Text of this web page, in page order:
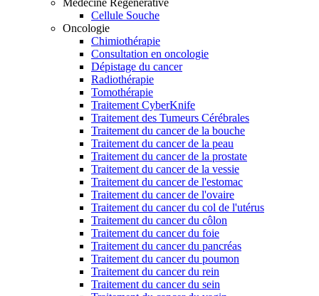
Cellule Souche
Oncologie
Chimiothérapie
Consultation en oncologie
Dépistage du cancer
Radiothérapie
Tomothérapie
Traitement CyberKnife
Traitement des Tumeurs Cérébrales
Traitement du cancer de la bouche
Traitement du cancer de la peau
Traitement du cancer de la prostate
Traitement du cancer de la vessie
Traitement du cancer de l'estomac
Traitement du cancer de l'ovaire
Traitement du cancer du col de l'utérus
Traitement du cancer du côlon
Traitement du cancer du foie
Traitement du cancer du pancréas
Traitement du cancer du poumon
Traitement du cancer du rein
Traitement du cancer du sein